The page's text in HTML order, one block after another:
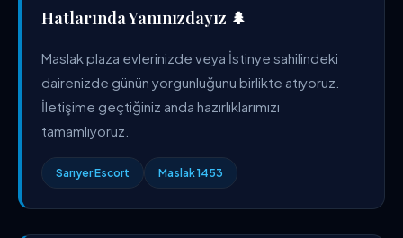
Hatlarında Yanınızdayız 🌲
Maslak plaza evlerinizde veya İstinye sahilindeki
dairenizde günün yorgunluğunu birlikte atıyoruz.
İletişime geçtiğiniz anda hazırlıklarımızı
tamamlıyoruz.
Sarıyer Escort Maslak 1453